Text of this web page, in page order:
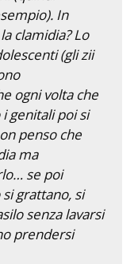
In
clamidia? Lo
(gli zii
ogni volta che
genitali poi si
penso che
ma
se poi
grattano, si
senza lavarsi
prendersi